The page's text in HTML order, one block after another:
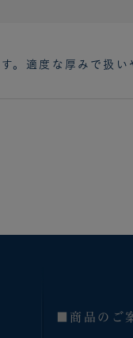
。適度な厚みで扱
■商品のご